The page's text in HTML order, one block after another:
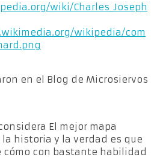
wiki/Charles_Joseph
wikipedia/com
en el Blog de Microsiervos
El mejor mapa
historia y la verdad es que
con bastante habilidad